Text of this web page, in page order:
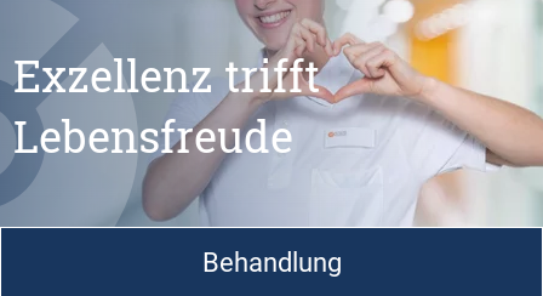
Exzellenz trifft
Lebensfreude
Behandlung